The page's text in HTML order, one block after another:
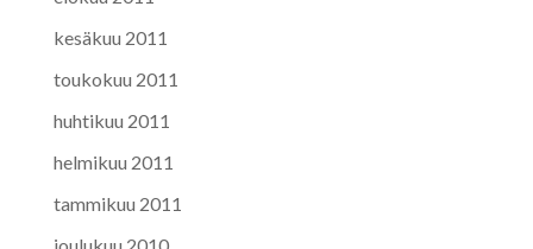
kesäkuu 2011
toukokuu 2011
huhtikuu 2011
helmikuu 2011
tammikuu 2011